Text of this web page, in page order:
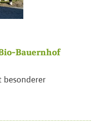
Bauernhof
besonderer